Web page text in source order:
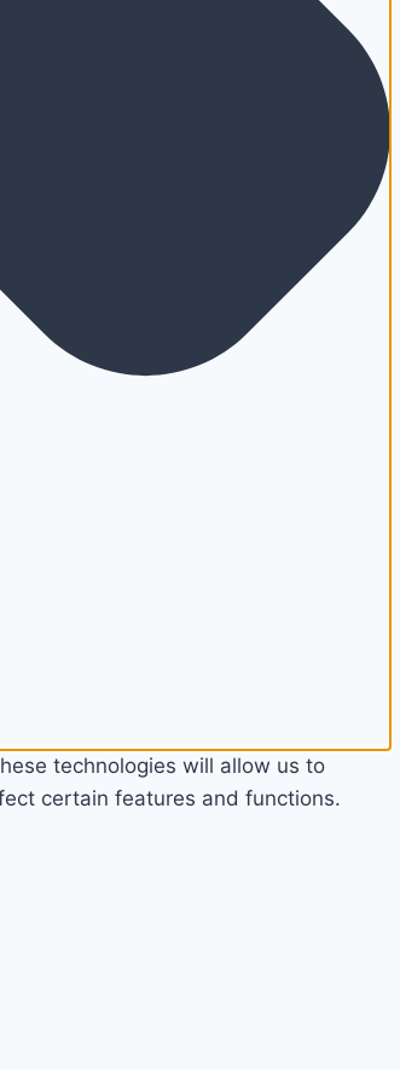
technologies will allow us to
certain features and functions.